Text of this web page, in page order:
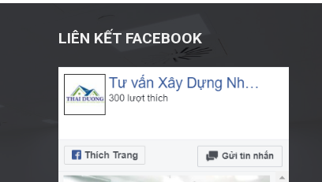
LIÊN KẾT FACEBOOK